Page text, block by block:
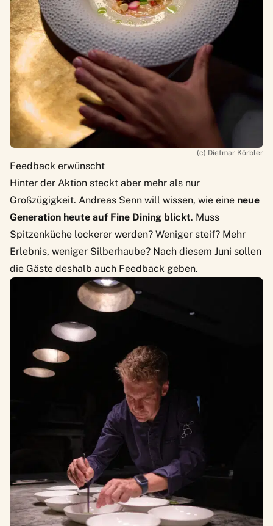
(c) Dietmar Körbler
Feedback erwünscht
Hinter der Aktion steckt aber mehr als nur
Großzügigkeit. Andreas Senn will wissen, wie eine neue
Generation heute auf Fine Dining blickt. Muss
Spitzenküche lockerer werden? Weniger steif? Mehr
Erlebnis, weniger Silberhaube? Nach diesem Juni sollen
die Gäste deshalb auch Feedback geben.